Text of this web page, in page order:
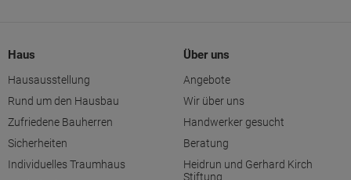
Haus
Hausausstellung
Rund um den Hausbau
Zufriedene Bauherren
Sicherheiten
Individuelles Traumhaus
Über uns
Angebote
Wir über uns
Handwerker gesucht
Beratung
Heidrun und Gerhard Kirch
Stiftung